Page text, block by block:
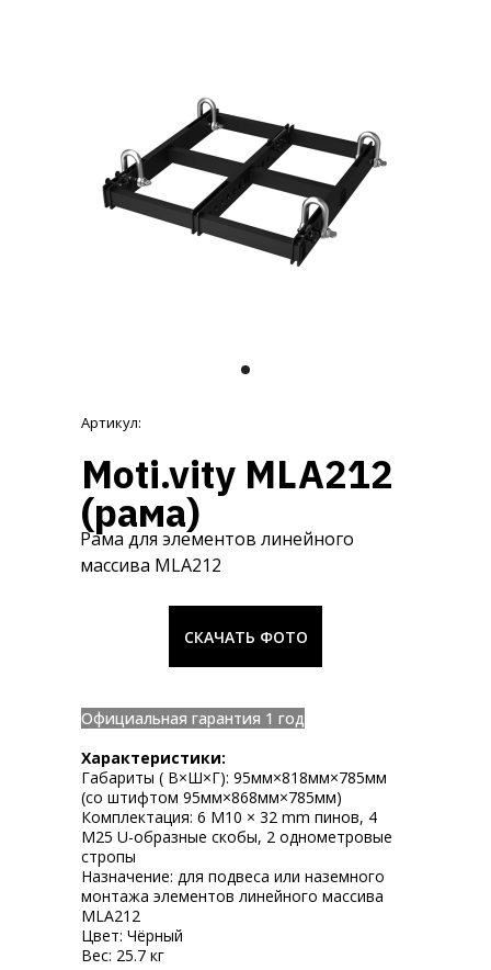
Moti.vity MLA212
(рама)
Рама для элементов линейного
массива MLA212
ㅤОфициальная гарантия 1 годㅤ
Характеристики:
Габариты ( В×Ш×Г): 95мм×818мм×785мм
(со штифтом 95мм×868мм×785мм)
Комплектация: 6 M10 × 32 mm пинов, 4
M25 U-образные скобы, 2 однометровые
стропы
Назначение: для подвеса или наземного
монтажа элементов линейного массива
MLA212
Цвет: Чёрный
Вес: 25.7 кг
Артикул:
СКАЧАТЬ ФОТО